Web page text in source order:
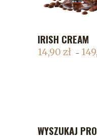
IRISH CREAM
14,90 zł –
WYSZUKAJ